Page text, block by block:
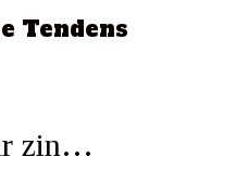
Tendens
zin…